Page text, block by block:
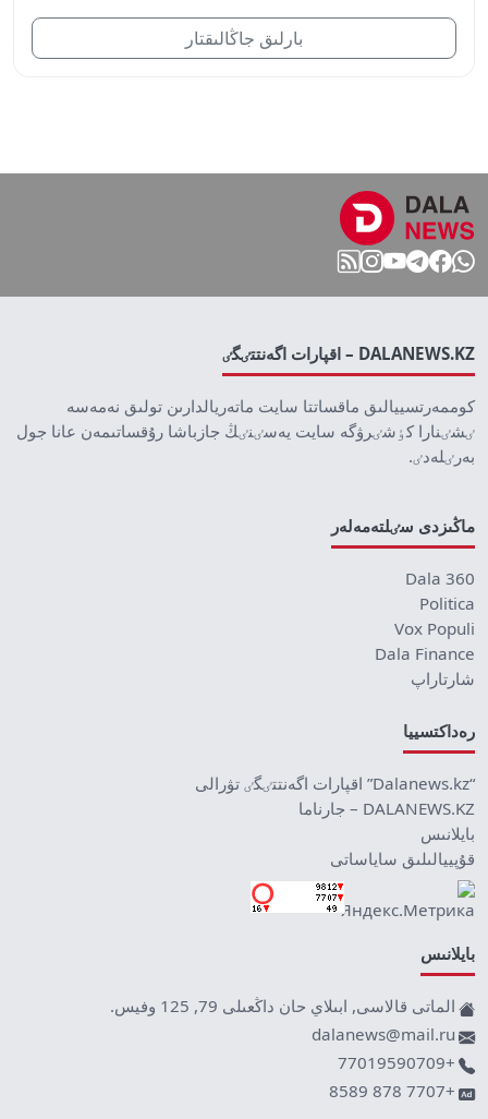
بارلىق جاڭالىقتار
DALANEWS.KZ – اقپارات اگەنتتٸگٸ
كوممەرتسييالىق ماقساتتا سايت ماتەريالدارىن تولىق نەمەسە
ٸشٸنارا كٶشٸرۋگە سايت يەسٸنٸڭ جازباشا رۇقساتىمەن عانا جول
بەرٸلەدٸ.
ماڭىزدى سٸلتەمەلەر
Dala 360
Politica
Vox Populi
Dala Finance
شارتاراپ
رەداكتسييا
“Dalanews.kz” اقپارات اگەنتتٸگٸ تۋرالى
DALANEWS.KZ – جارناما
بايلانىس
قۇپييالىلىق ساياساتى
بايلانىس
الماتى قالاسى, ابىلاي حان داڭعىلى 79, 125 وفيس.
dalanews@mail.ru
+77019590709
+7707 878 8589